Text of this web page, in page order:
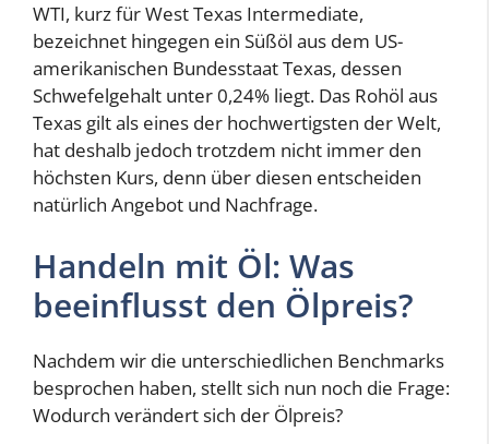
WTI, kurz für West Texas Intermediate,
bezeichnet hingegen ein Süßöl aus dem US-
amerikanischen Bundesstaat Texas, dessen
Schwefelgehalt unter 0,24% liegt. Das Rohöl aus
Texas gilt als eines der hochwertigsten der Welt,
hat deshalb jedoch trotzdem nicht immer den
höchsten Kurs, denn über diesen entscheiden
natürlich Angebot und Nachfrage.
Handeln mit Öl: Was
beeinflusst den Ölpreis?
Nachdem wir die unterschiedlichen Benchmarks
besprochen haben, stellt sich nun noch die Frage:
Wodurch verändert sich der Ölpreis?